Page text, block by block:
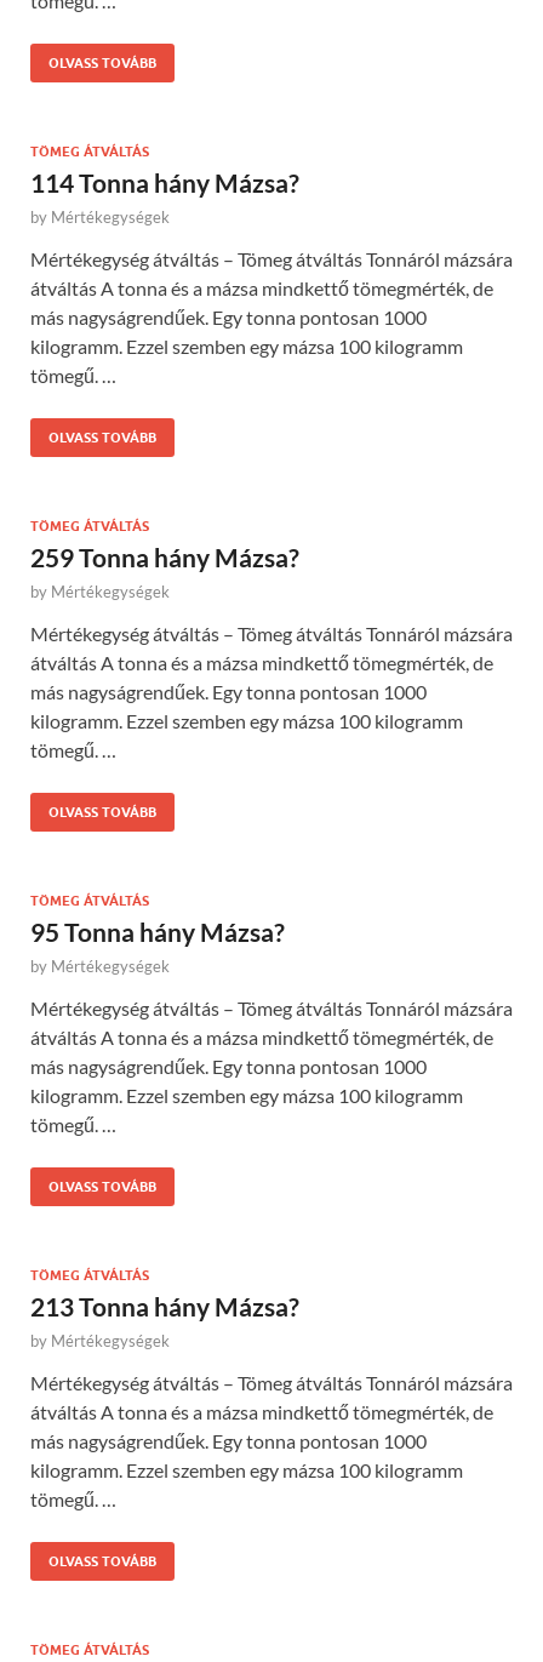
OLVASS TOVÁBB
TÖMEG ÁTVÁLTÁS
114 Tonna hány Mázsa?
by Mértékegységek
Mértékegység átváltás – Tömeg átváltás Tonnáról mázsára
átváltás A tonna és a mázsa mindkettő tömegmérték, de
más nagyságrendűek. Egy tonna pontosan 1000
kilogramm. Ezzel szemben egy mázsa 100 kilogramm
tömegű. …
OLVASS TOVÁBB
TÖMEG ÁTVÁLTÁS
259 Tonna hány Mázsa?
by Mértékegységek
Mértékegység átváltás – Tömeg átváltás Tonnáról mázsára
átváltás A tonna és a mázsa mindkettő tömegmérték, de
más nagyságrendűek. Egy tonna pontosan 1000
kilogramm. Ezzel szemben egy mázsa 100 kilogramm
tömegű. …
OLVASS TOVÁBB
TÖMEG ÁTVÁLTÁS
95 Tonna hány Mázsa?
by Mértékegységek
Mértékegység átváltás – Tömeg átváltás Tonnáról mázsára
átváltás A tonna és a mázsa mindkettő tömegmérték, de
más nagyságrendűek. Egy tonna pontosan 1000
kilogramm. Ezzel szemben egy mázsa 100 kilogramm
tömegű. …
OLVASS TOVÁBB
TÖMEG ÁTVÁLTÁS
213 Tonna hány Mázsa?
by Mértékegységek
Mértékegység átváltás – Tömeg átváltás Tonnáról mázsára
átváltás A tonna és a mázsa mindkettő tömegmérték, de
más nagyságrendűek. Egy tonna pontosan 1000
kilogramm. Ezzel szemben egy mázsa 100 kilogramm
tömegű. …
OLVASS TOVÁBB
TÖMEG ÁTVÁLTÁS